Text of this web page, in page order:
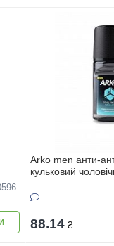
Arko men анти-
кульковий
88.14 ₴